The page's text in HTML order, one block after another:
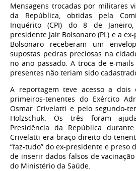
Mensagens trocadas por militares
da República, obtidas pela
Inquérito (CPI) do 8 de
presidente Jair Bolsonaro (PL) e a
Bolsonaro receberam um
supostas pedras preciosas na
no ano passado. A troca de e-
presentes não teriam sido
A reportagem teve acesso a dois
primeiros-tenentes do Exército
Osmar Crivelatti e pelo segundo-
Holzschuk. Os três foram
Presidência da República
Crivelatti era braço direito do
“faz-tudo” do ex-presidente e preso
de inserir dados falsos de
do Ministério da Saúde.